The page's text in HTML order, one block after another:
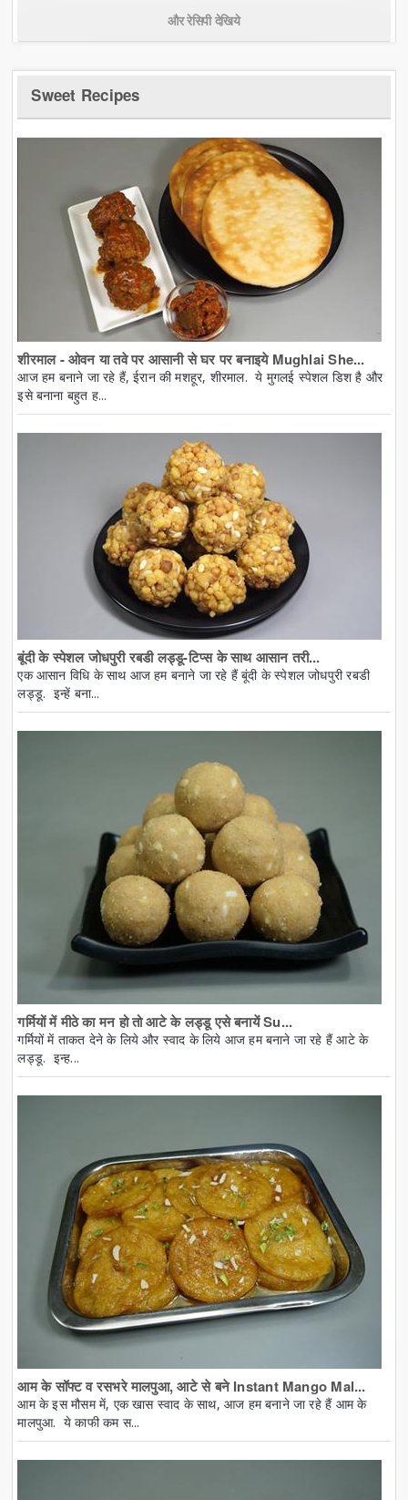
और रेसिपी देखिये
Sweet Recipes
शीरमाल - ओवन या तवे पर आसानी से घर पर बनाइये Mughlai She...
आज हम बनाने जा रहे हैं, ईरान की मशहूर, शीरमाल. ये मुगलई स्पेशल डिश है और
इसे बनाना बहुत ह...
बूंदी के स्पेशल जोधपुरी रबडी लड्डू-टिप्स के साथ आसान तरी...
एक आसान विधि के साथ आज हम बनाने जा रहे हैं बूंदी के स्पेशल जोधपुरी रबडी
लड्डू. इन्हें बना...
गर्मियों में मीठे का मन हो तो आटे के लड्डू एसे बनायें Su...
गर्मियों में ताकत देने के लिये और स्वाद के लिये आज हम बनाने जा रहे हैं आटे के
लड्डू. इन्ह...
आम के सॉफ्ट व रसभरे मालपुआ, आटे से बने Instant Mango Mal...
आम के इस मौसम में, एक खास स्वाद के साथ, आज हम बनाने जा रहे हैं आम के
मालपुआ. ये काफी कम स...